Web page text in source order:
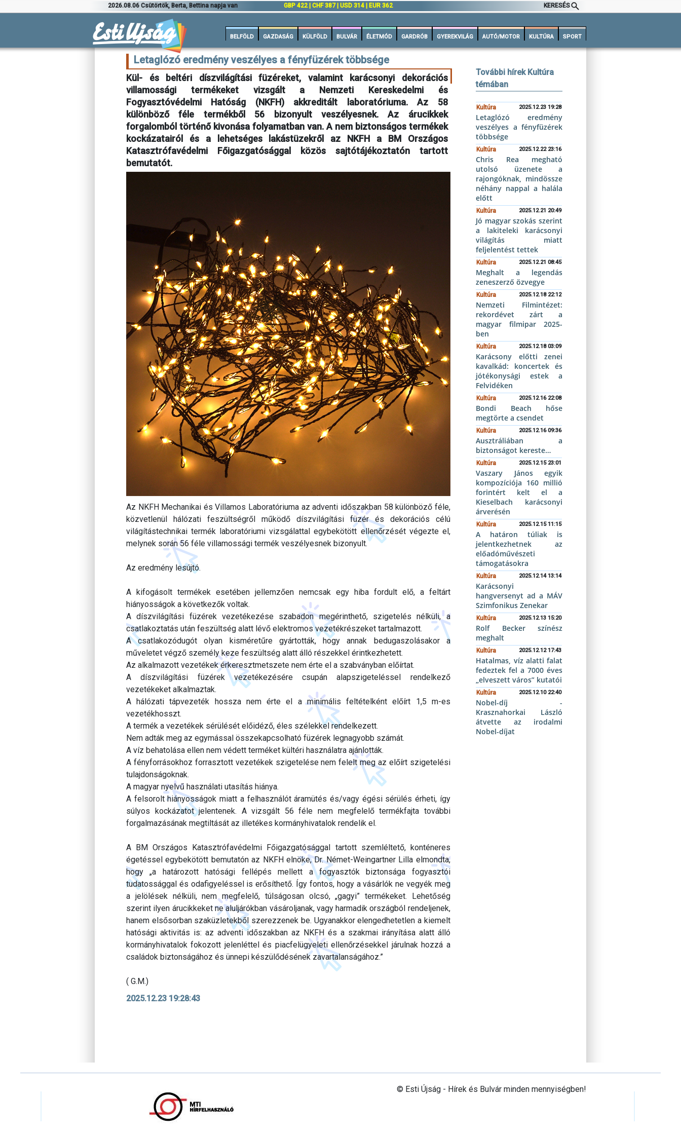
2026.08.06 Csütörtök, Berta, Bettina napja van GBP 422 | CHF 387 | USD 314 | EUR 362 KERESÉS
BELFÖLD GAZDASÁG KÜLFÖLD BULVÁR ÉLETMÓD GARDRÓB GYEREKVILÁG AUTÓ/MOTOR KULTÚRA SPORT
Letaglózó eredmény veszélyes a fényfüzérek többsége
Kül- és beltéri díszvilágítási füzéreket, valamint karácsonyi dekorációs
villamossági termékeket vizsgált a Nemzeti Kereskedelmi és
Fogyasztóvédelmi Hatóság (NKFH) akkreditált laboratóriuma. Az 58
különböző féle termékből 56 bizonyult veszélyesnek. Az árucikkek
forgalomból történő kivonása folyamatban van. A nem biztonságos termékek
kockázatairól és a lehetséges lakástüzekről az NKFH a BM Országos
Katasztrófavédelmi Főigazgatósággal közös sajtótájékoztatón tartott
bemutatót.
Az NKFH Mechanikai és Villamos Laboratóriuma az adventi időszakban 58 különböző féle,
közvetlenül hálózati feszültségről működő díszvilágítási füzér és dekorációs célú
világítástechnikai termék laboratóriumi vizsgálattal egybekötött ellenőrzését végezte el,
melynek során 56 féle villamossági termék veszélyesnek bizonyult.
Az eredmény lesújtó.
A kifogásolt termékek esetében jellemzően nemcsak egy hiba fordult elő, a feltárt
hiányosságok a következők voltak.
A díszvilágítási füzérek vezetékezése szabadon megérinthető, szigetelés nélküli, a
csatlakoztatás után feszültség alatt lévő elektromos vezetékrészeket tartalmazott.
A csatlakozódugót olyan kisméretűre gyártották, hogy annak bedugaszolásakor a
műveletet végző személy keze feszültség alatt álló részekkel érintkezhetett.
Az alkalmazott vezetékek érkeresztmetszete nem érte el a szabványban előírtat.
A díszvilágítási füzérek vezetékezésére csupán alapszigeteléssel rendelkező
vezetékeket alkalmaztak.
A hálózati tápvezeték hossza nem érte el a minimális feltételként előírt 1,5 m-es
vezetékhosszt.
A termék a vezetékek sérülését előidéző, éles szélekkel rendelkezett.
Nem adták meg az egymással összekapcsolható füzérek legnagyobb számát.
A víz behatolása ellen nem védett terméket kültéri használatra ajánlották.
A fényforrásokhoz forrasztott vezetékek szigetelése nem felelt meg az előírt szigetelési
tulajdonságoknak.
A magyar nyelvű használati utasítás hiánya.
A felsorolt hiányosságok miatt a felhasználót áramütés és/vagy égési sérülés érheti, így
súlyos kockázatot jelentenek. A vizsgált 56 féle nem megfelelő termékfajta további
forgalmazásának megtiltását az illetékes kormányhivatalok rendelik el.
A BM Országos Katasztrófavédelmi Főigazgatósággal tartott szemléltető, konténeres
égetéssel egybekötött bemutatón az NKFH elnöke, Dr. Német-Weingartner Lilla elmondta,
hogy „a határozott hatósági fellépés mellett a fogyasztók biztonsága fogyasztói
tudatossággal és odafigyeléssel is erősíthető. Így fontos, hogy a vásárlók ne vegyék meg
a jelölések nélküli, nem megfelelő, túlságosan olcsó, „gagyi” termékeket. Lehetőség
szerint ilyen árucikkeket ne aluljárókban vásároljanak, vagy harmadik országból rendeljenek,
hanem elsősorban szaküzletekből szerezzenek be. Ugyanakkor elengedhetetlen a kiemelt
hatósági aktivitás is: az adventi időszakban az NKFH és a szakmai irányítása alatt álló
kormányhivatalok fokozott jelenléttel és piacfelügyeleti ellenőrzésekkel járulnak hozzá a
családok biztonságához és ünnepi készülődésének zavartalanságához.”
( G.M.)
2025.12.23 19:28:43
További hírek Kultúra
témában
Kultúra 2025.12.23 19:28
Letaglózó eredmény
veszélyes a fényfüzérek
többsége
Kultúra 2025.12.22 23:16
Chris Rea megható
utolsó üzenete a
rajongóknak, mindössze
néhány nappal a halála
előtt
Kultúra 2025.12.21 20:49
Jó magyar szokás szerint
a lakiteleki karácsonyi
világítás miatt
feljelentést tettek
Kultúra 2025.12.21 08:45
Meghalt a legendás
zeneszerző özvegye
Kultúra 2025.12.18 22:12
Nemzeti Filmintézet:
rekordévet zárt a
magyar filmipar 2025-
ben
Kultúra 2025.12.18 03:09
Karácsony előtti zenei
kavalkád: koncertek és
jótékonysági estek a
Felvidéken
Kultúra 2025.12.16 22:08
Bondi Beach hőse
megtörte a csendet
Kultúra 2025.12.16 09:36
Ausztráliában a
biztonságot kereste…
Kultúra 2025.12.15 23:01
Vaszary János egyik
kompozíciója 160 millió
forintért kelt el a
Kieselbach karácsonyi
árverésén
Kultúra 2025.12.15 11:15
A határon túliak is
jelentkezhetnek az
előadóművészeti
támogatásokra
Kultúra 2025.12.14 13:14
Karácsonyi
hangversenyt ad a MÁV
Szimfonikus Zenekar
Kultúra 2025.12.13 15:20
Rolf Becker színész
meghalt
Kultúra 2025.12.12 17:43
Hatalmas, víz alatti falat
fedeztek fel a 7000 éves
„elveszett város” kutatói
Kultúra 2025.12.10 22:40
Nobel-díj -
Krasznahorkai László
átvette az irodalmi
Nobel-díjat
© Esti Újság - Hírek és Bulvár minden mennyiségben!